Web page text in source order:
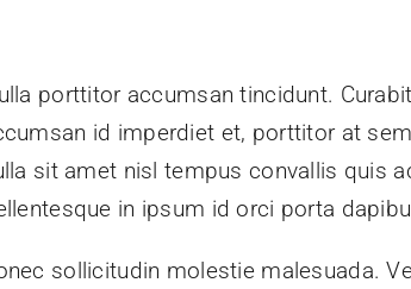
porttitor accumsan tincidunt.
id imperdiet et, porttitor at
sit amet nisl tempus convallis quis
in ipsum id orci porta
sollicitudin molestie malesuada.